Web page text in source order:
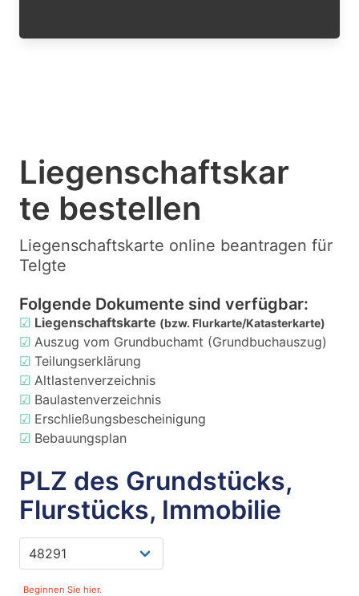
Liegenschaftskar
te bestellen
Liegenschaftskarte online beantragen für
Telgte
Folgende Dokumente sind verfügbar:
☑ Liegenschaftskarte (bzw. Flurkarte/Katasterkarte)
☑ Auszug vom Grundbuchamt (Grundbuchauszug)
☑ Teilungserklärung
☑ Altlastenverzeichnis
☑ Baulastenverzeichnis
☑ Erschließungsbescheinigung
☑ Bebauungsplan
PLZ des Grundstücks,
Flurstücks, Immobilie
Beginnen Sie hier.